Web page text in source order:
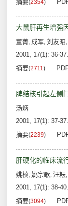
摘要(2354)
大鼠肝再生增强
董菁, 成军, 刘友昭,
2001, 17(1): 36-37.
摘要(2711)
脾结核引起左侧
汤炳
2001, 17(1): 37-37.
摘要(2239)
肝硬化的临床流
姚桢, 姚宗歌, 汪耘,
2001, 17(1): 38-40.
摘要(3094)